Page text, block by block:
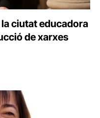
ciutat educadora
de xarxes